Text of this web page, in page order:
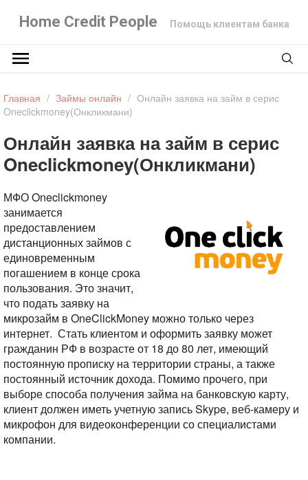
Home Credit People Помощь клиентам банка
Главная / Займы онлайн / Онлайн заявка на займ в серис
Oneclickmoney(Онкликмани)
Онлайн заявка на займ в серис
Oneclickmoney(Онкликмани)
МФО Oneclickmoney
занимается
предоставлением
дистанционных займов с
единовременным
погашением в конце срока
пользования. Это значит,
что подать заявку на
микрозайм в OneClickMoney можно только через
интернет. Стать клиентом и оформить заявку может
гражданин РФ в возрасте от 18 до 80 лет, имеющий
постоянную прописку на территории страны, а также
постоянный источник дохода. Помимо прочего, при
выборе способа получения займа на банковскую карту,
клиент должен иметь учетную запись Skype, веб-камеру и
микрофон для видеоконференции со специалистами
компании.